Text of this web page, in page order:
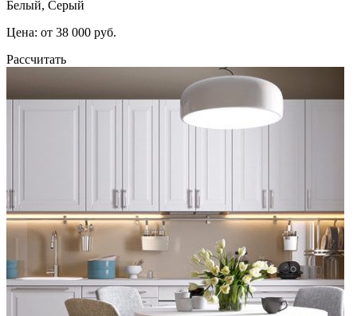
Белый, Серый
Цена: от 38 000 руб.
Рассчитать